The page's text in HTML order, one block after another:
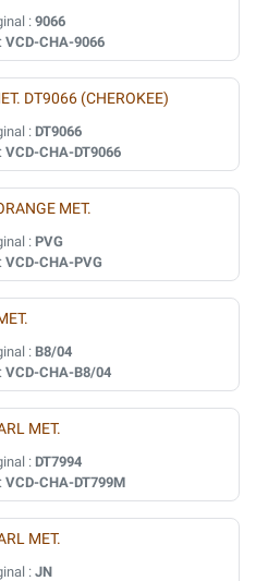
: 9066
VCD-CHA-9066
DT9066 (CHEROKEE)
: DT9066
VCD-CHA-DT9066
MET.
: PVG
VCD-CHA-PVG
: B8/04
VCD-CHA-B8/04
MET.
: DT7994
VCD-CHA-DT799M
MET.
: JN